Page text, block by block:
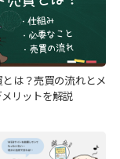
は？売買の流れとメ
リットを解説